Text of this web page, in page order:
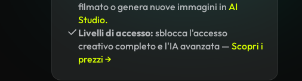
filmato o genera nuove immagini in AI
Studio.
Livelli di accesso: sblocca l'accesso
creativo completo e l'IA avanzata — Scopri i
prezzi →